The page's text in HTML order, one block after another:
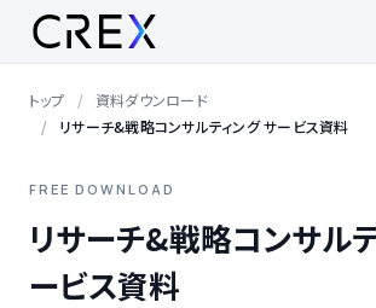
トップ
資料ダウンロード
リサーチ&戦略コンサルティング サービス資料
FREE DOWNLOAD
リサーチ&戦略コンサル
ービス資料